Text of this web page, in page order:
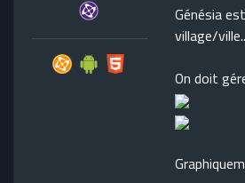
Génésia
village/
On doit